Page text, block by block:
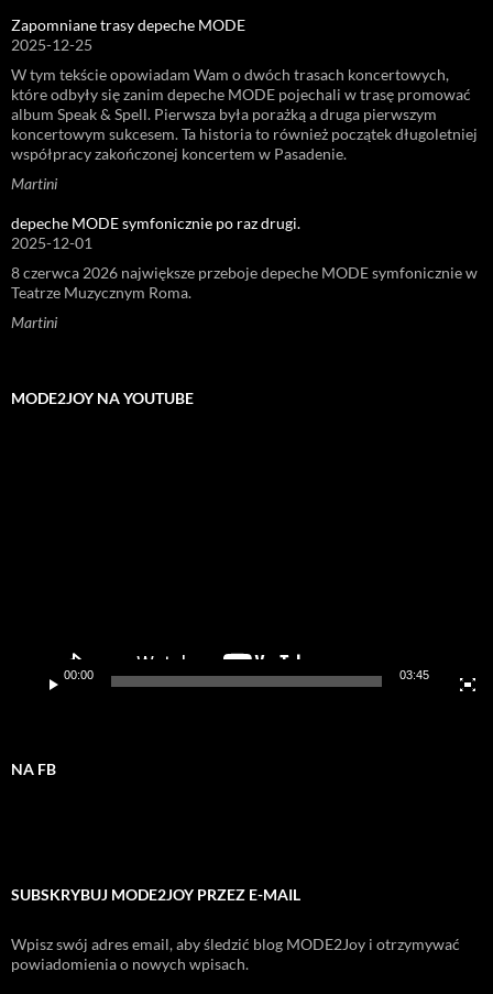
Zapomniane trasy depeche MODE
2025-12-25
W tym tekście opowiadam Wam o dwóch trasach koncertowych,
które odbyły się zanim depeche MODE pojechali w trasę promować
album Speak & Spell. Pierwsza była porażką a druga pierwszym
koncertowym sukcesem. Ta historia to również początek długoletniej
współpracy zakończonej koncertem w Pasadenie.
Martini
depeche MODE symfonicznie po raz drugi.
2025-12-01
8 czerwca 2026 największe przeboje depeche MODE symfonicznie w
Teatrze Muzycznym Roma.
Martini
MODE2JOY NA YOUTUBE
00:00 03:45
NA FB
SUBSKRYBUJ MODE2JOY PRZEZ E-MAIL
Wpisz swój adres email, aby śledzić blog MODE2Joy i otrzymywać
powiadomienia o nowych wpisach.